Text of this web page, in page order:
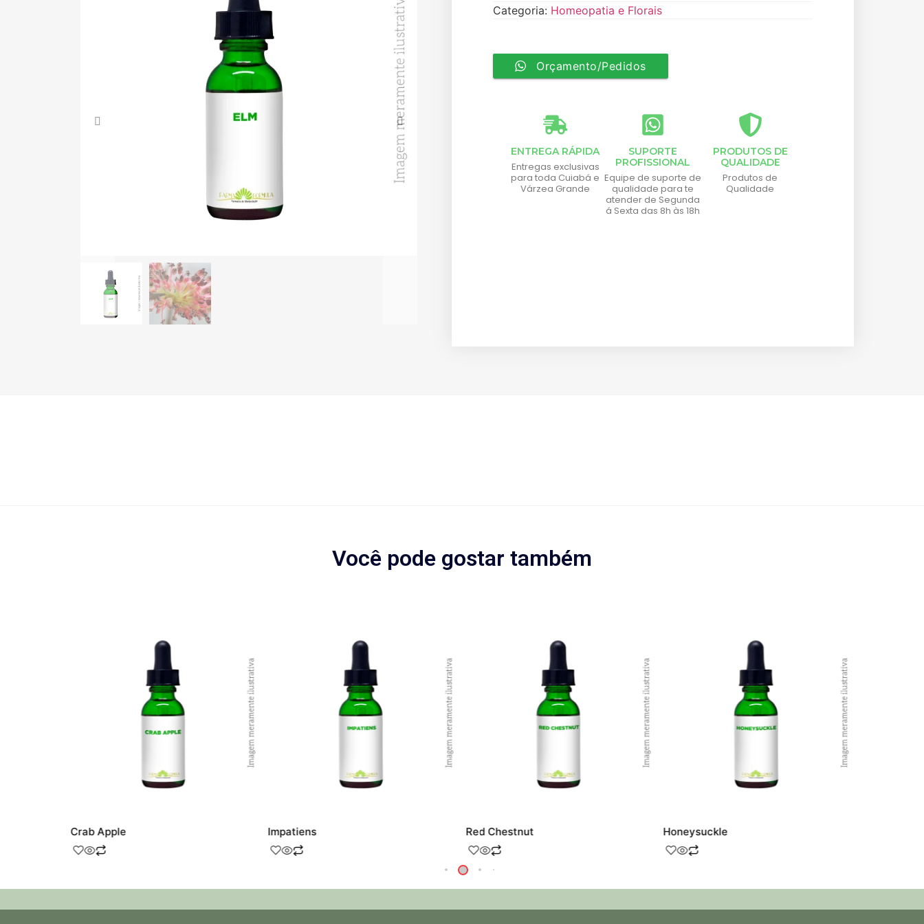
Categoria: Homeopatia e Florais
Orçamento/Pedidos
ENTREGA RÁPIDA
Entregas exclusivas
para toda Cuiabá e
Várzea Grande
SUPORTE
PROFISSIONAL
Equipe de suporte de
qualidade para te
atender de Segunda
á Sexta das 8h às 18h
PRODUTOS DE
QUALIDADE
Produtos de
Qualidade
Você pode gostar também
Crab Apple Impatiens Red Chestnut Honeysuckle